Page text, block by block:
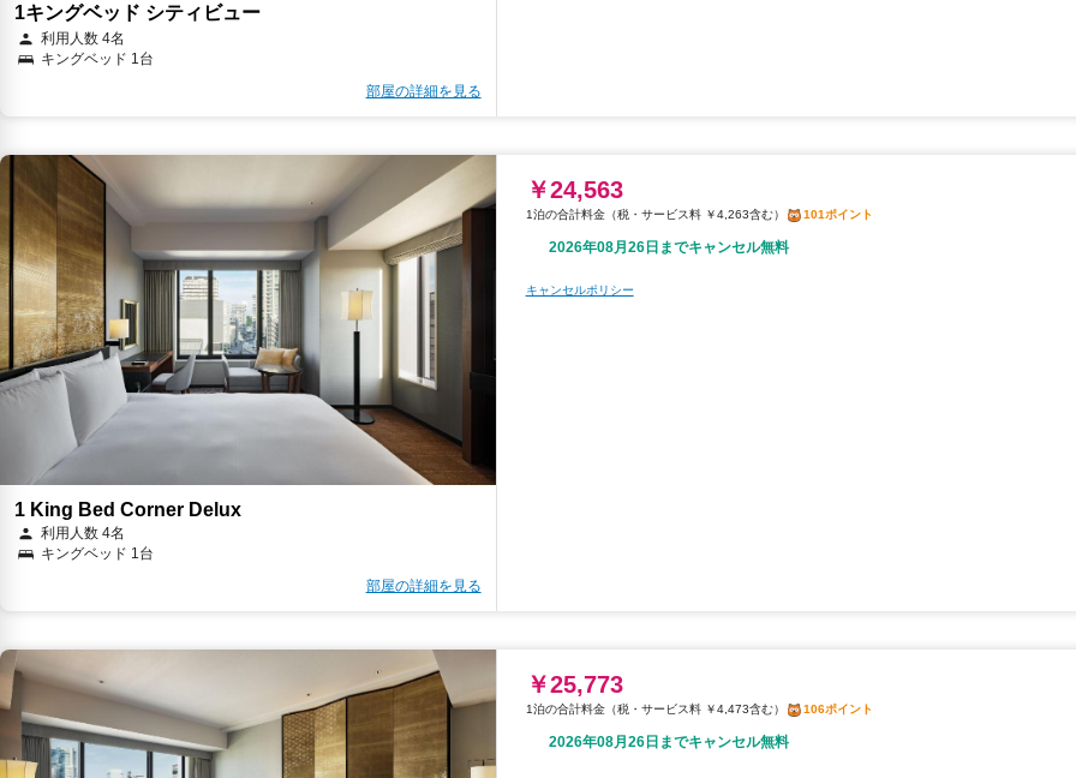
1キングベッド シティビュー
利用人数 4名
キングベッド 1台
部屋の詳細を見る
1 King Bed Corner Delux
利用人数 4名
キングベッド 1台
部屋の詳細を見る
￥24,563
税・サービス料 ￥4,263含む 101ポイント
2026年08月26日までキャンセル無料
キャンセルポリシー
￥25,773
税・サービス料 ￥4,473含む 106ポイント
2026年08月26日までキャンセル無料